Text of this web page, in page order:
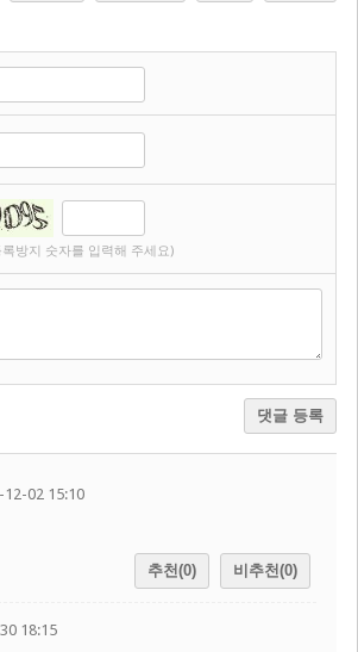
방지 숫자를 입력해 주세요)
댓글 등록
12-02 15:10
추천(0) 비추천(0)
18:15